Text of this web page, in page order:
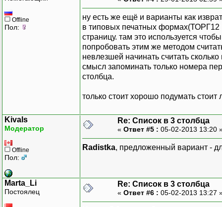
Offline
Пол:
ну есть же ещё и варианты как
в типовых печатных формах(ТОРГ12
страницу. там это используется
попробовать этим же методом
невлезшей начинать считать
смысл запоминать только номера
столбца.
только стоит хорошо подумать
Kivals
Модератор
Offline
Пол:
Re: Список в 3 столбца
« Ответ #5 : 05-02-2013 13:20
Radistka, предложенный вариант -
Marta_Li
Постоялец
Re: Список в 3 столбца
« Ответ #6 : 05-02-2013 13:27